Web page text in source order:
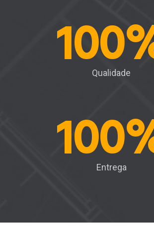
100
Qualidade
100
Entrega